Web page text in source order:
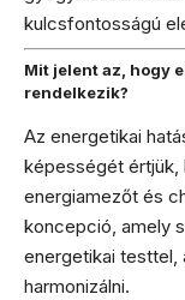
kulcsfontosságú
Mit jelent az, hogy
rendelkezik?
Az energetikai
képességét értjük,
energiamezőt és
koncepció, amely
energetikai testtel,
harmonizálni.